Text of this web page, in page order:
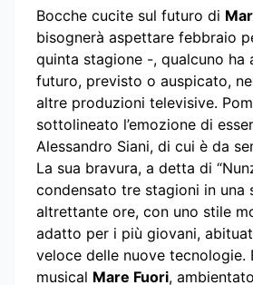
Bocche cucite sul futuro di
bisognerà aspettare febbraio
quinta stagione -, qualcuno ha
futuro, previsto o auspicato,
altre produzioni televisive.
sottolineato l’emozione di
Alessandro Siani, di cui è da
La sua bravura, a detta di
condensato tre stagioni in una
altrettante ore, con uno stile
adatto per i più giovani,
veloce delle nuove tecnologie.
musical Mare Fuori,